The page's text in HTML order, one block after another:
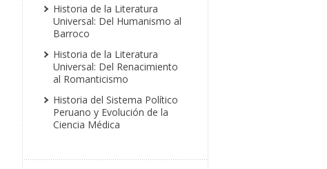
Historia de la Literatura
Universal: Del Humanismo al
Barroco
Historia de la Literatura
Universal: Del Renacimiento
al Romanticismo
Historia del Sistema Político
Peruano y Evolución de la
Ciencia Médica